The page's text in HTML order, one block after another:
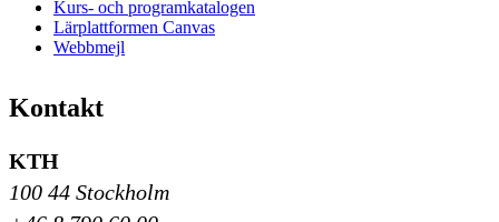
Kurs- och programkatalogen
Lärplattformen Canvas
Webbmejl
Kontakt
KTH
100 44 Stockholm